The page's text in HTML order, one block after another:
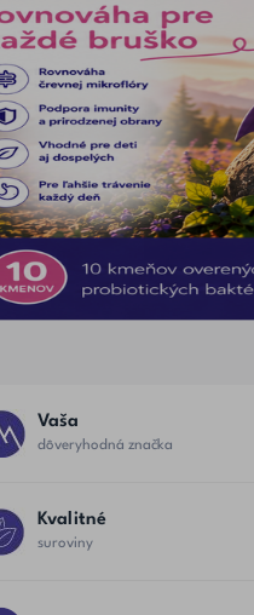
Vaša
dôveryhodná značka
Kvalitné
suroviny